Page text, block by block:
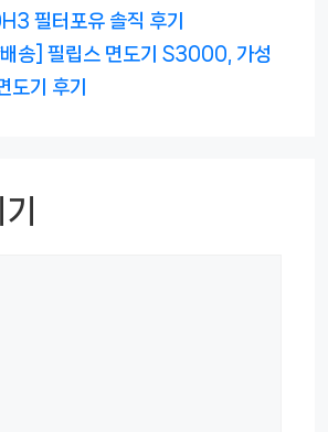
필터포유 솔직 후기
송] 필립스 면도기 S3000, 가성
도기 후기